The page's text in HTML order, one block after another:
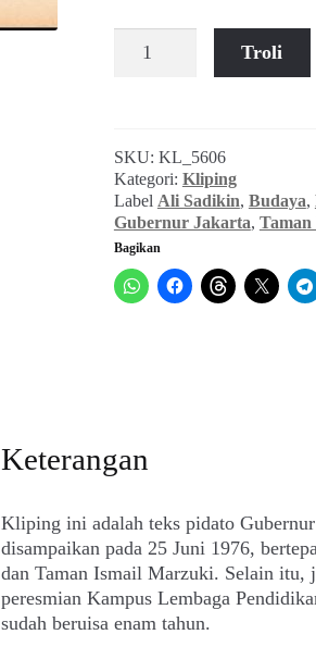
Sambutan
Taman
Ismail
Marzuki
(Budaya
Jaya
No.
Troli
SKU: KL_5606
Kategori: Kliping
Label Ali Sadikin, Budaya,
Gubernur Jakarta,
Bagikan
Keterangan
Kliping ini adalah teks pidato
disampaikan pada 25 Juni 1976,
dan Taman Ismail Marzuki. Selain itu,
peresmian Kampus Lembaga
sudah beruisa enam tahun.